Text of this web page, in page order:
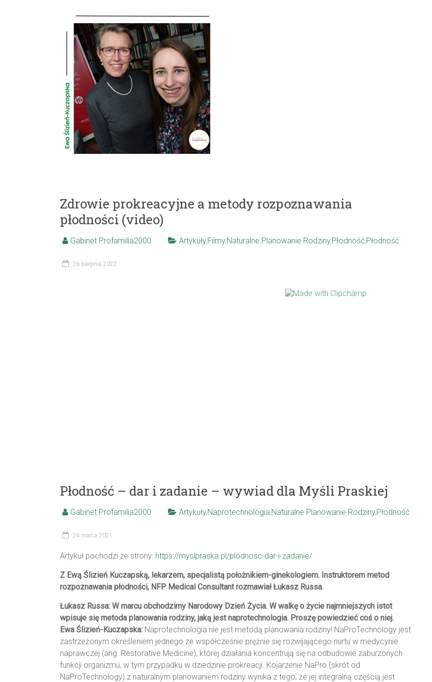
Zdrowie prokreacyjne a metody rozpoznawania
płodności (video)
Gabinet Profamilia2000 Artykuły,Filmy,Naturalne Planowanie Rodziny,Płodność,Płodność
26 sierpnia 2022
Płodność – dar i zadanie – wywiad dla Myśli Praskiej
Gabinet Profamilia2000 Artykuły,Naprotechnologia,Naturalne Planowanie Rodziny,Płodność
24 marca 2021
Artykuł pochodzi ze strony: https://myslpraska.pl/plodnosc-dar-i-zadanie/
Z Ewą Ślizień Kuczapską, lekarzem, specjalistą położnikiem-ginekologiem. Instruktorem metod
rozpoznawania płodności, NFP Medical Consultant rozmawiał Łukasz Russa.
Łukasz Russa: W marcu obchodzimy Narodowy Dzień Życia. W walkę o życie najmniejszych istot
wpisuje się metoda planowania rodziny, jaką jest naprotechnologia. Proszę powiedzieć coś o niej.
Ewa Ślizień-Kuczapska: Naprotechnologia nie jest metodą planowania rodziny! NaProTechnology jest
zastrzeżonym określeniem jednego ze współcześnie prężnie się rozwijającego nurtu w medycynie
naprawczej (ang. Restorative Medicine), której działania koncentrują się na odbudowie zaburzonych
funkcji organizmu, w tym przypadku w dziedzinie prokreacji. Kojarzenie NaPro (skrót od
NaProTechnology) z naturalnym planowaniem rodziny wynika z tego, że jej integralną częścią jest